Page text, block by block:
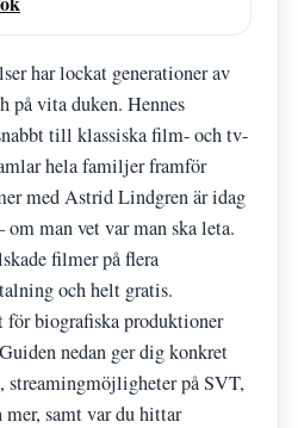
har lockat generationer av
på vita duken. Hennes
till klassiska film- och tv-
hela familjer framför
med Astrid Lindgren är idag
man vet var man ska leta.
filmer på flera
och helt gratis.
biografiska produktioner
nedan ger dig konkret
på SVT,
samt var du hittar